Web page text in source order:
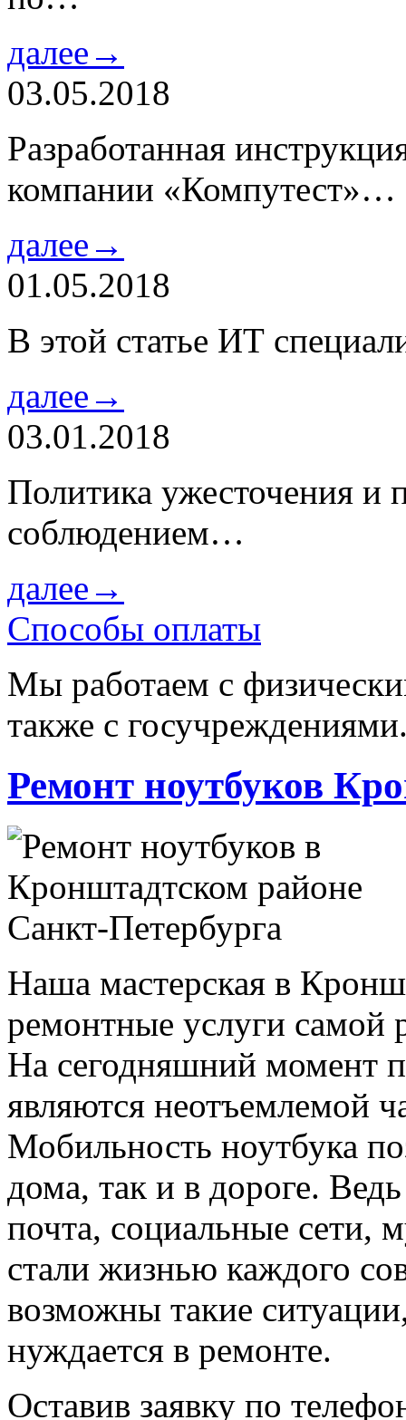
далее→
03.05.2018
Разработанная
компании «Компутест»…
далее→
01.05.2018
В этой статье ИТ
далее→
03.01.2018
Политика ужесточения и
соблюдением…
далее→
Способы оплаты
Мы работаем с
также с
Ремонт ноутбуков
Наша мастерская в
ремонтные услуги самой
На сегодняшний момент
являются неотъемлемой
Мобильность ноутбука
дома, так и в дороге.
почта, социальные сети,
стали жизнью каждого
возможны такие
нуждается в ремонте.
Оставив заявку по